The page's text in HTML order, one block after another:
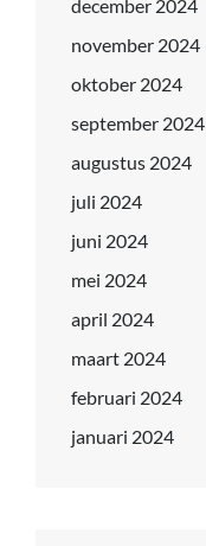
december 2024
november 2024
oktober 2024
september 2024
augustus 2024
juli 2024
juni 2024
mei 2024
april 2024
maart 2024
februari 2024
januari 2024